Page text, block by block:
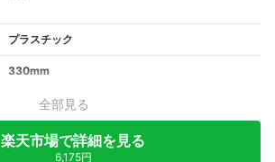
プラスチック
330mm
全部見る
楽天市場で詳細を見る
6,175円